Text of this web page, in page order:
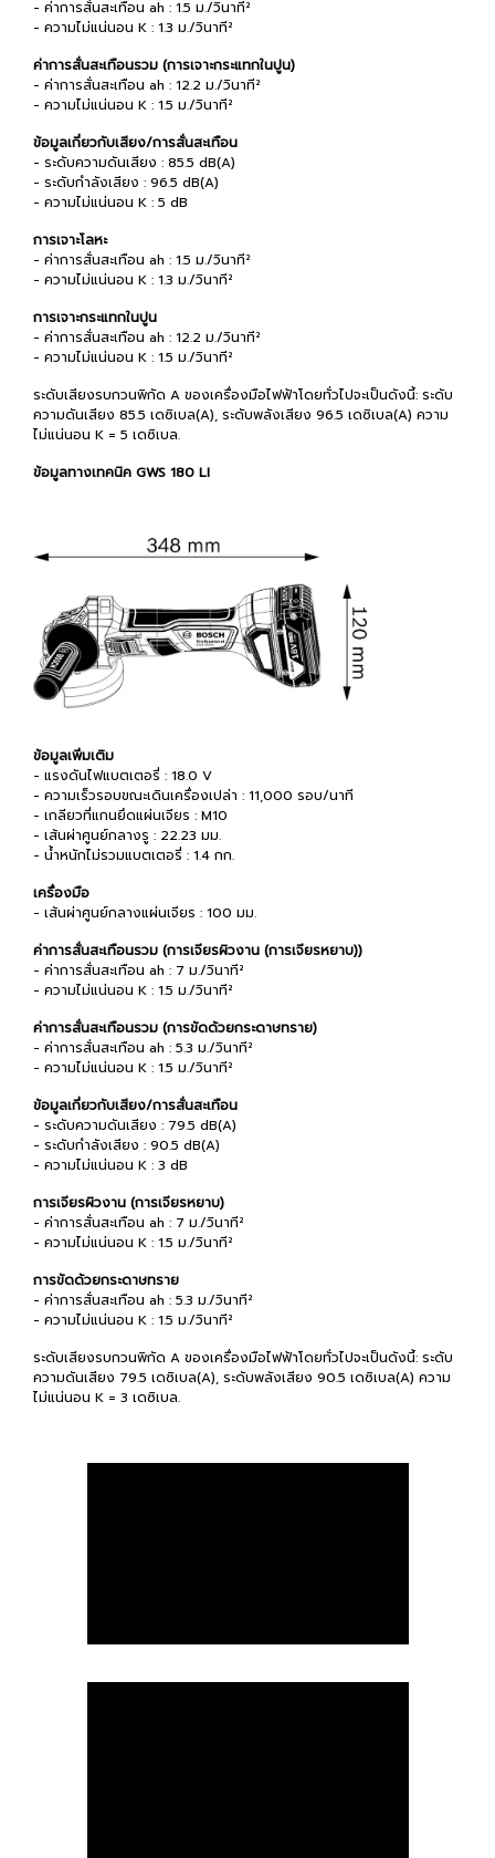
- ค่าการสั่นสะเทือน ah : 1.5 ม./วินาที²
- ความไม่แน่นอน K : 1.3 ม./วินาที²
ค่าการสั่นสะเทือนรวม (การเจาะกระแทกในปูน)
- ค่าการสั่นสะเทือน ah : 12.2 ม./วินาที²
- ความไม่แน่นอน K : 1.5 ม./วินาที²
ข้อมูลเกี่ยวกับเสียง/การสั่นสะเทือน
- ระดับความดันเสียง : 85.5 dB(A)
- ระดับกำลังเสียง : 96.5 dB(A)
- ความไม่แน่นอน K : 5 dB
การเจาะโลหะ
- ค่าการสั่นสะเทือน ah : 1.5 ม./วินาที²
- ความไม่แน่นอน K : 1.3 ม./วินาที²
การเจาะกระแทกในปูน
- ค่าการสั่นสะเทือน ah : 12.2 ม./วินาที²
- ความไม่แน่นอน K : 1.5 ม./วินาที²
ระดับเสียงรบกวนพิกัด A ของเครื่องมือไฟฟ้าโดยทั่วไปจะเป็นดังนี้: ระดับ
ความดันเสียง 85.5 เดซิเบล(A), ระดับพลังเสียง 96.5 เดซิเบล(A) ความ
ไม่แน่นอน K = 5 เดซิเบล.
ข้อมูลทางเทคนิค GWS 180 LI
ข้อมูลเพิ่มเติม
- แรงดันไฟแบตเตอรี่ : 18.0 V
- ความเร็วรอบขณะเดินเครื่องเปล่า : 11,000 รอบ/นาที
- เกลียวที่แกนยึดแผ่นเจียร : M10
- เส้นผ่าศูนย์กลางรู : 22.23 มม.
- น้ำหนักไม่รวมแบตเตอรี่ : 1.4 กก.
เครื่องมือ
- เส้นผ่าศูนย์กลางแผ่นเจียร : 100 มม.
ค่าการสั่นสะเทือนรวม (การเจียรผิวงาน (การเจียรหยาบ))
- ค่าการสั่นสะเทือน ah : 7 ม./วินาที²
- ความไม่แน่นอน K : 1.5 ม./วินาที²
ค่าการสั่นสะเทือนรวม (การขัดด้วยกระดาษทราย)
- ค่าการสั่นสะเทือน ah : 5.3 ม./วินาที²
- ความไม่แน่นอน K : 1.5 ม./วินาที²
ข้อมูลเกี่ยวกับเสียง/การสั่นสะเทือน
- ระดับความดันเสียง : 79.5 dB(A)
- ระดับกำลังเสียง : 90.5 dB(A)
- ความไม่แน่นอน K : 3 dB
การเจียรผิวงาน (การเจียรหยาบ)
- ค่าการสั่นสะเทือน ah : 7 ม./วินาที²
- ความไม่แน่นอน K : 1.5 ม./วินาที²
การขัดด้วยกระดาษทราย
- ค่าการสั่นสะเทือน ah : 5.3 ม./วินาที²
- ความไม่แน่นอน K : 1.5 ม./วินาที²
ระดับเสียงรบกวนพิกัด A ของเครื่องมือไฟฟ้าโดยทั่วไปจะเป็นดังนี้: ระดับ
ความดันเสียง 79.5 เดซิเบล(A), ระดับพลังเสียง 90.5 เดซิเบล(A) ความ
ไม่แน่นอน K = 3 เดซิเบล.